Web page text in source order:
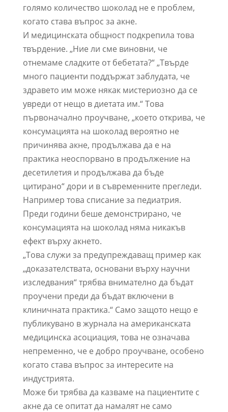
голямо количество шоколад не е проблем,
когато става въпрос за акне.
И медицинската общност подкрепила това
твърдение. „Ние ли сме виновни, че
отнемаме сладките от бебетата?“ „Твърде
много пациенти поддържат заблудата, че
здравето им може някак мистериозно да се
увреди от нещо в диетата им.“ Това
първоначално проучване, „което открива, че
консумацията на шоколад вероятно не
причинява акне, продължава да е на
практика неоспорвано в продължение на
десетилетия и продължава да бъде
цитирано“ дори и в съвременните прегледи.
Например това списание за педиатрия.
Преди години беше демонстрирано, че
консумацията на шоколад няма никакъв
ефект върху акнето.
„Това служи за предупреждаващ пример как
„доказателствата, основани върху научни
изследвания“ трябва внимателно да бъдат
проучени преди да бъдат включени в
клиничната практика.“ Само защото нещо е
публикувано в журнала на американската
медицинска асоциация, това не означава
непременно, че е добро проучване, особено
когато става въпрос за интересите на
индустрията.
Може би трябва да казваме на пациентите с
акне да се опитат да намалят не само